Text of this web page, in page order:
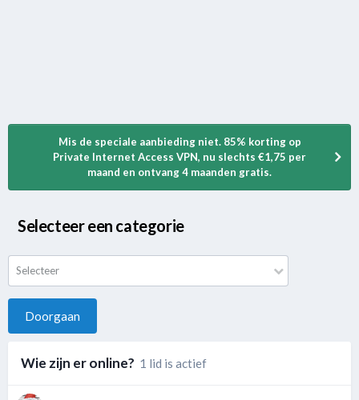
Mis de speciale aanbieding niet. 85% korting op
Private Internet Access VPN, nu slechts €1,75 per
maand en ontvang 4 maanden gratis.
Selecteer een categorie
Selecteer
Doorgaan
Wie zijn er online? 1 lid is actief